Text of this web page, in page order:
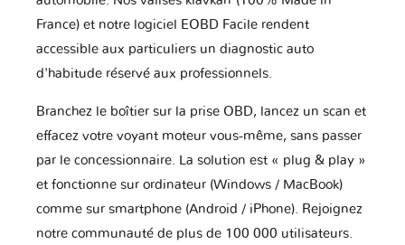
France) et notre logiciel EOBD Facile rendent
accessible aux particuliers un diagnostic auto
d'habitude réservé aux professionnels.
Branchez le boîtier sur la prise OBD, lancez un scan et
effacez votre voyant moteur vous-même, sans passer
par le concessionnaire. La solution est « plug & play »
et fonctionne sur ordinateur (Windows / MacBook)
comme sur smartphone (Android / iPhone). Rejoignez
notre communauté de plus de 100 000 utilisateurs.